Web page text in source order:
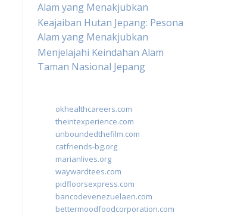
Alam yang Menakjubkan
Keajaiban Hutan Jepang: Pesona
Alam yang Menakjubkan
Menjelajahi Keindahan Alam
Taman Nasional Jepang
okhealthcareers.com
theintexperience.com
unboundedthefilm.com
catfriends-bg.org
marianlives.org
waywardtees.com
pidfloorsexpress.com
bancodevenezuelaen.com
bettermoodfoodcorporation.com